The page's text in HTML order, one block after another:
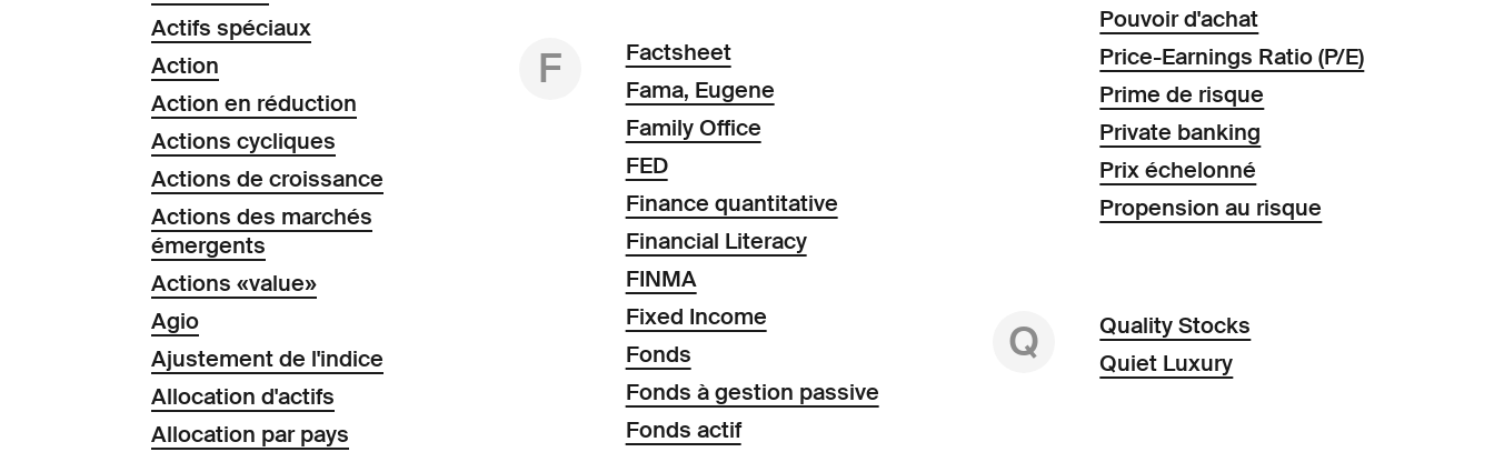
Actifs spéciaux
Action
Action en réduction
Actions cycliques
Actions de croissance
Actions des marchés
émergents
Actions «value»
Agio
Ajustement de l'indice
Allocation d'actifs
Allocation par pays
F
Factsheet
Fama, Eugene
Family Office
FED
Finance quantitative
Financial Literacy
FINMA
Fixed Income
Fonds
Fonds à gestion passive
Fonds actif
Pouvoir d'achat
Price-Earnings Ratio (P/E)
Prime de risque
Private banking
Prix échelonné
Propension au risque
Q
Quality Stocks
Quiet Luxury